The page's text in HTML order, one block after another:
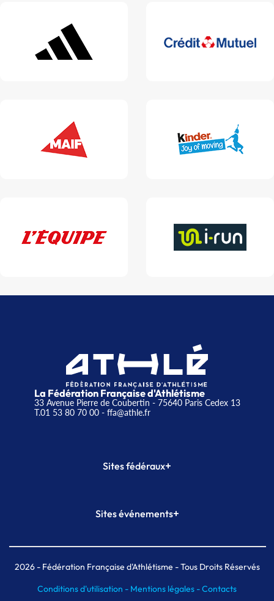
La Fédération Française d'Athlétisme
33 Avenue Pierre de Coubertin - 75640 Paris Cedex 13
T.01 53 80 70 00- ffa@athle.fr
Sites fédéraux+
Plateforme Formation
Sites événements+
Meeting de Paris indoor
MAIF Ekiden de Paris
2026- Fédération Française d'Athlétisme - Tous Droits Réservés
Conditions d'utilisation - Mentions légales -Contacts